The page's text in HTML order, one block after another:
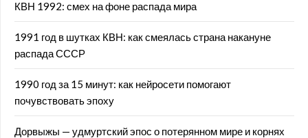
КВН 1992: смех на фоне распада мира
1991 год в шутках КВН: как смеялась страна накануне
распада СССР
1990 год за 15 минут: как нейросети помогают
почувствовать эпоху
Дорвыжы — удмуртский эпос о потерянном мире и корнях